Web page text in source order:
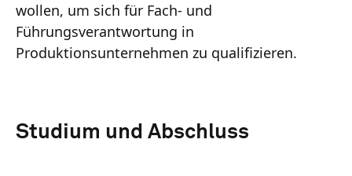
wollen, um sich für Fach- und
Führungsverantwortung in
Produktionsunternehmen zu qualifizieren.
Studium und Abschluss